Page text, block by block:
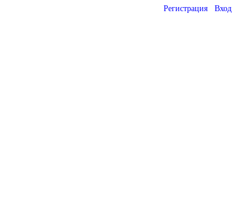
Регистрация Вход